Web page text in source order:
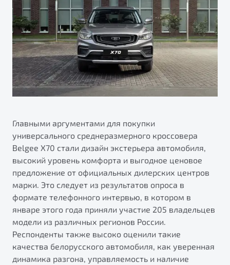
Яркий кроссовер
от 2 219 990 ₽*
Обзор В наличии
Элегантный и практичный седан
от 1 699 990 ₽*
Обзор В наличии
Автокредит
Трейд-ин
Страхование
Расчет КАСКО
Узнайте о специальных выгодах при покупке
автомобиля Belgee
Подробно
ПОДДЕРЖКА
Гарантия Belgee
Belgee Линк
Belgee Клуб
Belgee Плюс
Клиентская поддержка
Помощь на дорогах
О дилерском центре
Правовая информация
Главными аргументами для покупки
универсального среднеразмерного кроссовера
Belgee X70 стали дизайн экстерьера автомобиля,
высокий уровень комфорта и выгодное ценовое
предложение от официальных дилерских центров
марки. Это следует из результатов опроса в
формате телефонного интервью, в котором в
январе этого года приняли участие 205 владельцев
модели из различных регионов России.
Респонденты также высоко оценили такие
качества белорусского автомобиля, как уверенная
динамика разгона, управляемость и наличие